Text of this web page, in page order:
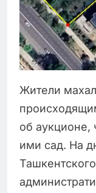
Жители
об аукционе,
ими сад. На